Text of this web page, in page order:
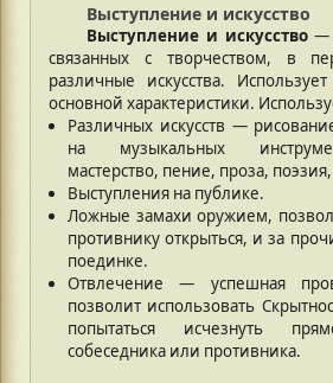
Выступление и искусство
Выступление и искусство—
связанных с творчеством, в
различные искусства. Использует
основной характеристики.
Различных искусств —
на музыкальных
мастерство, пение, проза,
Выступления на публике.
Ложные замахи оружием,
противнику открыться, и за
поединке.
Отвлечение — успешная
позволит использовать
попытаться исчезнуть
собеседника или противника.